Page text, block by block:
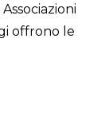
offrono le